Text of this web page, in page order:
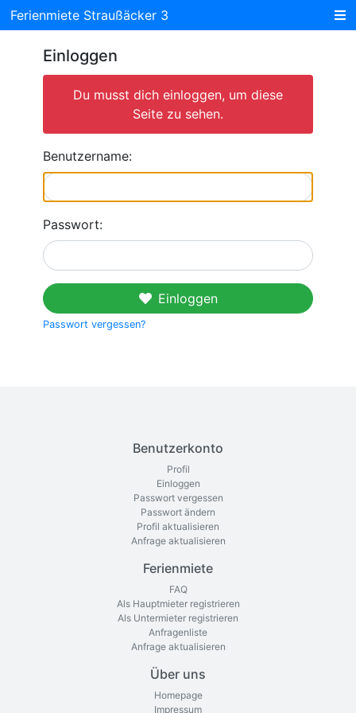
Ferienmiete Straußäcker 3
Einloggen
Du musst dich einloggen, um diese
Seite zu sehen.
Benutzername:
Passwort:
Einloggen
Passwort vergessen?
Benutzerkonto
Profil
Einloggen
Passwort vergessen
Passwort ändern
Profil aktualisieren
Anfrage aktualisieren
Ferienmiete
FAQ
Als Hauptmieter registrieren
Als Untermieter registrieren
Anfragenliste
Anfrage aktualisieren
Über uns
Homepage
Impressum